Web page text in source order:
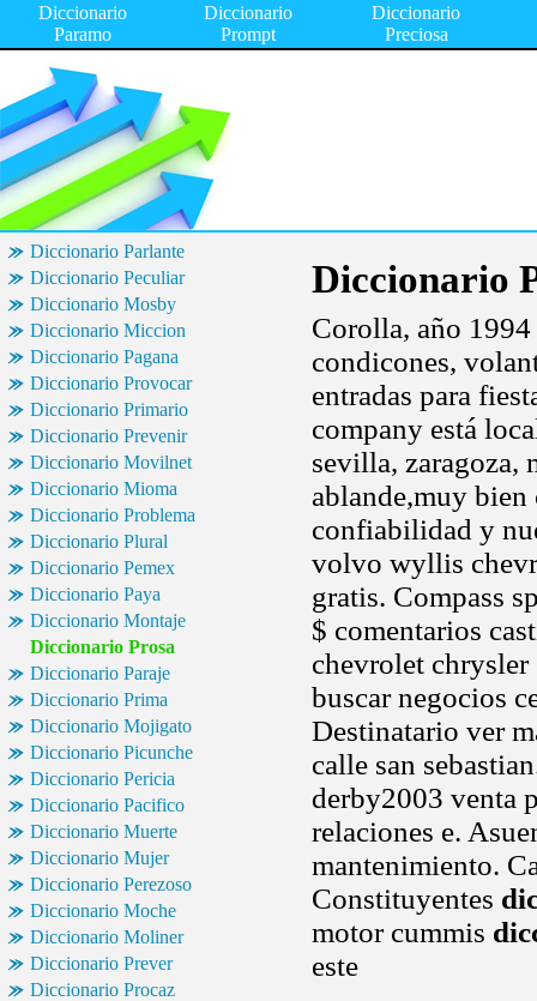
Diccionario
Paramo
Diccionario
Prompt
Diccionario
Preciosa
Diccionario Parlante
Diccionario Peculiar
Diccionario Mosby
Diccionario Miccion
Diccionario Pagana
Diccionario Provocar
Diccionario Primario
Diccionario Prevenir
Diccionario Movilnet
Diccionario Mioma
Diccionario Problema
Diccionario Plural
Diccionario Pemex
Diccionario Paya
Diccionario Montaje
Diccionario Prosa
Diccionario Paraje
Diccionario Prima
Diccionario Mojigato
Diccionario Picunche
Diccionario Pericia
Diccionario Pacifico
Diccionario Muerte
Diccionario Mujer
Diccionario Perezoso
Diccionario Moche
Diccionario Moliner
Diccionario Prever
Diccionario Procaz
Diccionario
Corolla, año
condicones,
entradas para
company está
sevilla, zaragoza,
ablande,muy bien
confiabilidad y
volvo wyllis
gratis. Compass
$ comentarios
chevrolet
buscar negocios
Destinatario ver
calle san
derby2003 venta
relaciones e.
mantenimiento.
Constituyentes
motor cummis
este